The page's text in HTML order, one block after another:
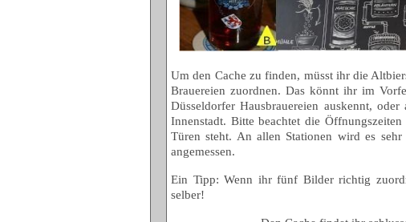
Um den Cache zu finden, müsst ihr die
Brauereien zuordnen. Das könnt ihr im
Düsseldorfer Hausbrauereien auskennt,
Innenstadt. Bitte beachtet die
Türen steht. An allen Stationen wird es
angemessen.
Ein Tipp: Wenn ihr fünf Bilder richtig
selber!